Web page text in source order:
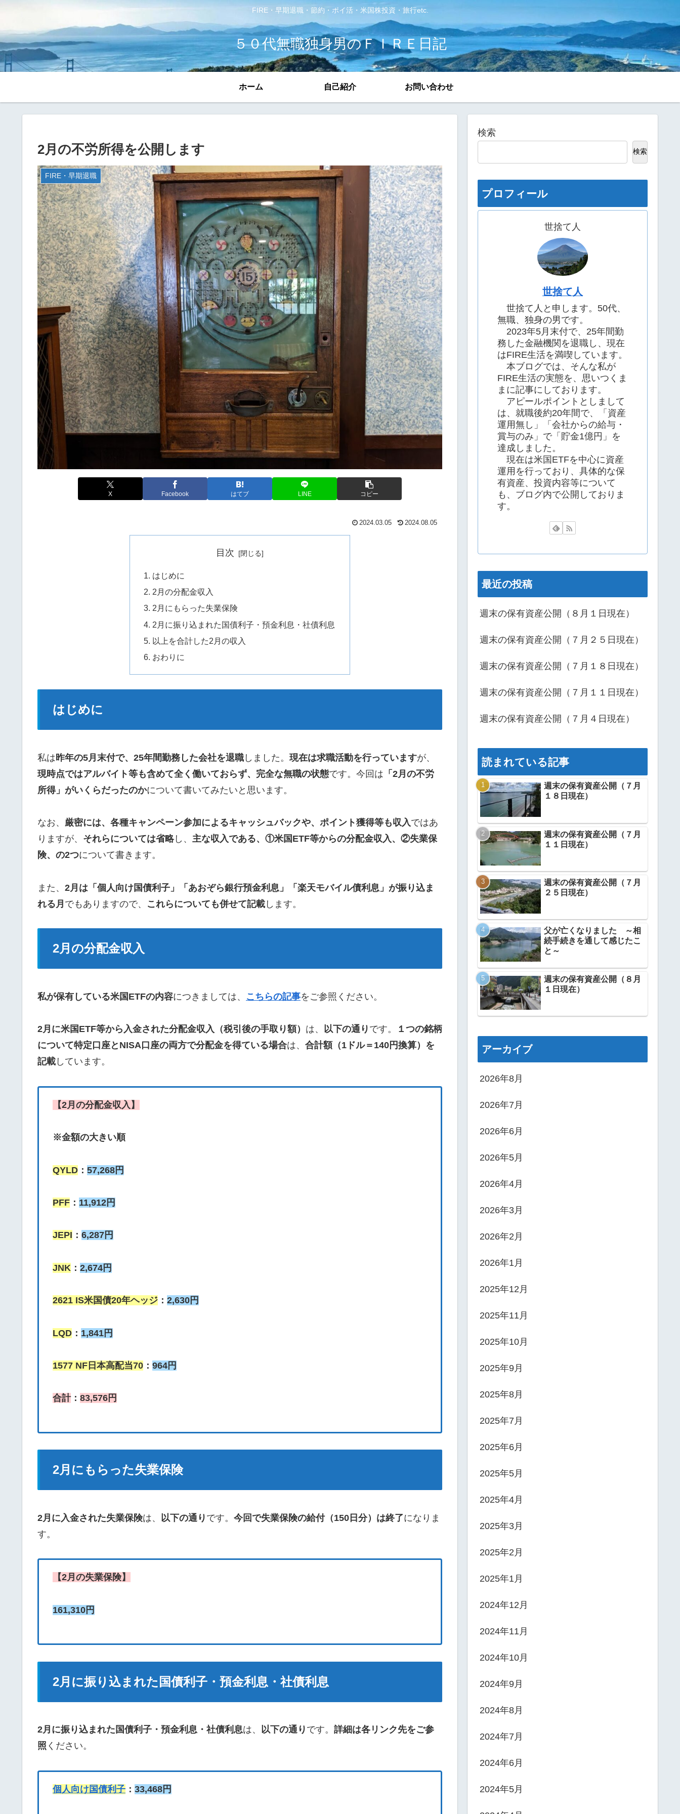
FIRE・早期退職・節約・ポイ活・米国株投資・旅行etc.
５０代無職独身男のＦＩＲＥ日記
ホーム 自己紹介 お問い合わせ
2月の不労所得を公開します
FIRE・早期退職
X Facebook はてブ LINE コピー
2024.03.05 2024.08.05
目次
はじめに
2月の分配金収入
2月にもらった失業保険
2月に振り込まれた国債利子・預金利息・社債利息
以上を合計した2月の収入
おわりに
はじめに
私は昨年の5月末付で、25年間勤務した会社を退職 しました。 現在は求職活動を行っていますが、
現時点ではアルバイト等も含めて全く働いておらず、完全な無職の状態です。今回は 「2月の不労
所得」がいくらだったのかについて書いてみたいと思います。
なお、 厳密には、各種キャンペーン参加によるキャッシュバックや、ポイント獲得等も収入ではあ
りますが、 それらについては省略 し、 主な収入である、①米国ETF等からの分配金収入、②失業保
険、の2つについて書きます。
また、 2月は「個人向け国債利子」「あおぞら銀行預金利息」「楽天モバイル債利息」が振り込ま
れる月 でもありますので、 これらについても併せて記載 します。
2月の分配金収入
私が保有している米国ETFの内容につきましては、 こちらの記事をご参照ください。
2月に米国ETF等から入金された分配金収入（税引後の手取り額） は、 以下の通り です。
１つの銘柄
について特定口座とNISA口座の両方で分配金を得ている場合は、 合計額（1ドル＝140円換算）を
記載 しています。
【2月の分配金収入】
※金額の大きい順
QYLD ： 57,268円
PFF ： 11,912円
JEPI ： 6,287円
JNK ： 2,674円
2621 IS米国債20年ヘッジ ： 2,630円
LQD ： 1,841円
1577 NF日本高配当70 ： 964円
合計： 83,576円
2月にもらった失業保険
2月に入金された失業保険は、 以下の通り です。 今回で失業保険の給付（150日分）は終了になりま
す。
【2月の失業保険】
161,310円
2月に振り込まれた国債利子・預金利息・社債利息
2月に振り込まれた国債利子・預金利息・社債利息は、 以下の通り です。 詳細は各リンク先をご参
照 ください。
個人向け国債利子 ： 33,468円
検索
検索
プロフィール
世捨て人
世捨て人
世捨て人と申します。50代、
無職、独身の男です。
2023年5月末付で、25年間勤
務した金融機関を退職し、現在
はFIRE生活を満喫しています。
本ブログでは、そんな私が
FIRE生活の実態を、思いつくま
まに記事にしております。
アピールポイントとしまして
は、就職後約20年間で、「資産
運用無し」「会社からの給与・
賞与のみ」で「貯金1億円」を
達成しました。
現在は米国ETFを中心に資産
運用を行っており、具体的な保
有資産、投資内容等について
も、ブログ内で公開しておりま
す。
最近の投稿
週末の保有資産公開（８月１日現在）
週末の保有資産公開（７月２５日現在）
週末の保有資産公開（７月１８日現在）
週末の保有資産公開（７月１１日現在）
週末の保有資産公開（７月４日現在）
読まれている記事
週末の保有資産公開（７月
１８日現在）
週末の保有資産公開（７月
１１日現在）
週末の保有資産公開（７月
２５日現在）
父が亡くなりました ～相
続手続きを通して感じたこ
と～
週末の保有資産公開（８月
１日現在）
アーカイブ
2026年8月
2026年7月
2026年6月
2026年5月
2026年4月
2026年3月
2026年2月
2026年1月
2025年12月
2025年11月
2025年10月
2025年9月
2025年8月
2025年7月
2025年6月
2025年5月
2025年4月
2025年3月
2025年2月
2025年1月
2024年12月
2024年11月
2024年10月
2024年9月
2024年8月
2024年7月
2024年6月
2024年5月